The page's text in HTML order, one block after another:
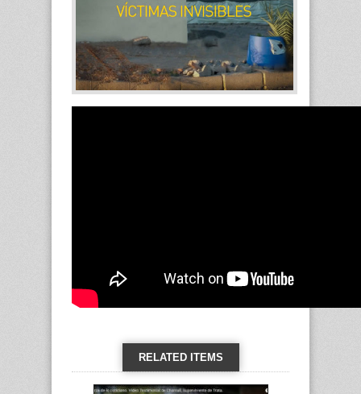
RELATED ITEMS
VIEW ALL →